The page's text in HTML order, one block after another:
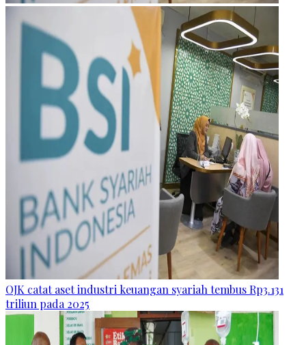
OJK catat aset industri keuangan syariah tembus Rp3.131
triliun pada 2025